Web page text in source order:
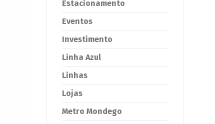
Estacionamento
Eventos
Investimento
Linha Azul
Linhas
Lojas
Metro Mondego